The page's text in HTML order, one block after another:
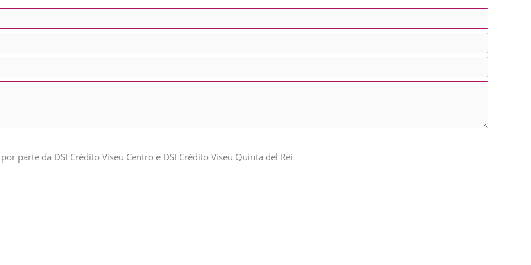
parte da DSI Crédito Viseu Centro e DSI Crédito Viseu Quinta del Rei